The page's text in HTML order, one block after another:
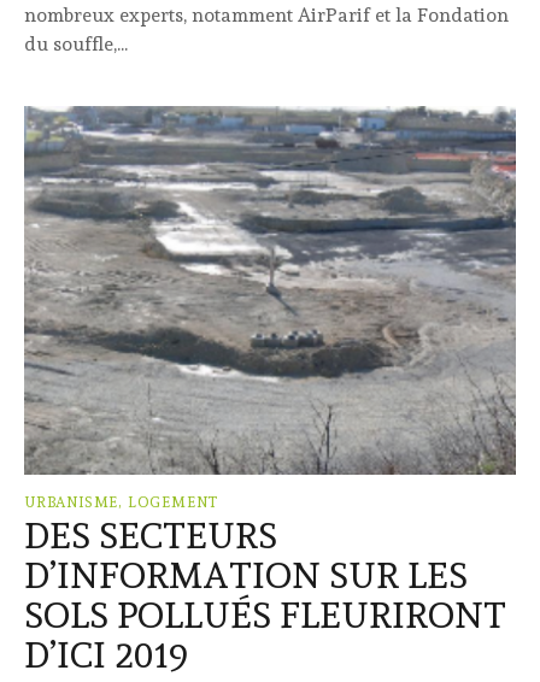
nombreux experts, notamment AirParif et la Fondation
du souffle,...
URBANISME, LOGEMENT
DES SECTEURS
D’INFORMATION SUR LES
SOLS POLLUÉS FLEURIRONT
D’ICI 2019